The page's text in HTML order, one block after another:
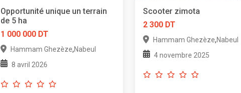
Opportunité unique un terrain
de 5 ha
1 000 000 DT
Hammam Ghezèze,Nabeul
8 avril 2026
Scooter zimota
2 300 DT
Hammam Ghezèze,Nabeul
4 novembre 2025